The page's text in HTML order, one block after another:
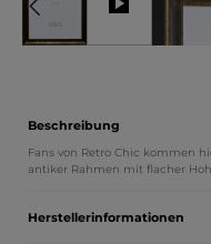
Beschreibung
Fans von Retro Chic kommen
antiker Rahmen mit flacher
Herstellerinformationen